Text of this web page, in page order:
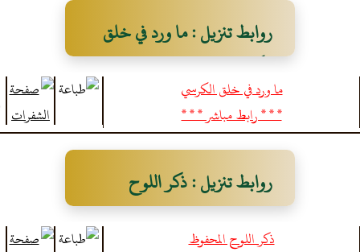
روابط تنزيل : ما ورد في خلق
الكرسي
ما ورد في خلق الكرسي
* * * رابط مباشر * * *
روابط تنزيل : ذكر اللوح
المحفوظ
ذكر اللوح المحفوظ